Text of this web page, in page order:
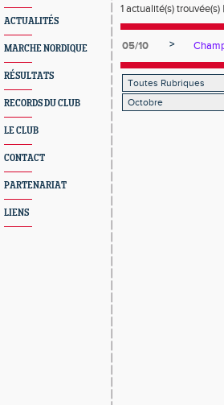
ACTUALITÉS
MARCHE NORDIQUE
RÉSULTATS
RECORDS DU CLUB
LE CLUB
CONTACT
PARTENARIAT
LIENS
1 actualité(s) trouvée(s)
05/10 >